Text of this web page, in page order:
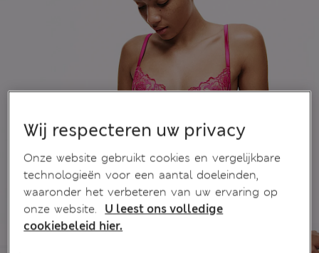
Wij respecteren uw privacy
Onze website gebruikt cookies en vergelijkbare
technologieën voor een aantal doeleinden,
waaronder het verbeteren van uw ervaring op
onze website.
U leest ons volledige
cookiebeleid hier.